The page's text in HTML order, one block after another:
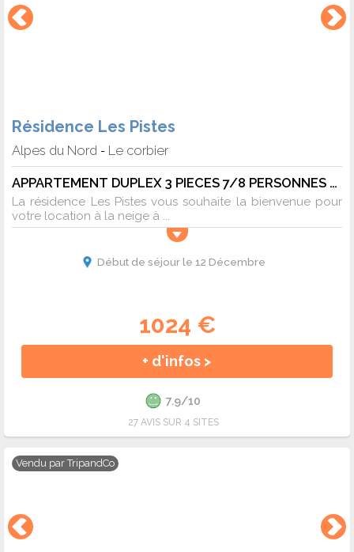
Résidence Les Pistes
Alpes du Nord - Le corbier
APPARTEMENT DUPLEX 3 PIECES 7/8 PERSONNES - 8 pers. - 40m2 - TV
La résidence Les Pistes vous souhaite la bienvenue pour
votre location à la neige à ...
Début de séjour le 12 Décembre
1024 €
+ d'infos >
7.9/10
27 AVIS SUR 4 SITES
Vendu parTripandCo